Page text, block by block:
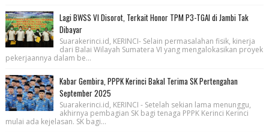
Lagi BWSS VI Disorot, Terkait Honor TPM P3-TGAI di Jambi Tak
Dibayar
Suarakerinci.id, KERINCI- Selain permasalahan fisik, kinerja
dari Balai Wilayah Sumatera VI yang mengalokasikan proyek
pekerjaannya dalam be...
Kabar Gembira, PPPK Kerinci Bakal Terima SK Pertengahan
September 2025
Suarakerinci.id, KERINCI - Setelah sekian lama menunggu,
akhirnya pembagian SK bagi tenaga PPPK Kerinci Kerinci
mulai ada kejelasan. SK bagi...